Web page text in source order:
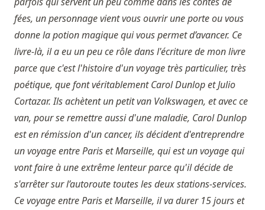
fées, un personnage vient vous ouvrir une porte ou vous
donne la potion magique qui vous permet d’avancer. Ce
livre-là, il a eu un peu ce rôle dans l'écriture de mon livre
parce que c'est l'histoire d'un voyage très particulier, très
poétique, que font véritablement Carol Dunlop et Julio
Cortazar. Ils achètent un petit van Volkswagen, et avec ce
van, pour se remettre aussi d'une maladie, Carol Dunlop
est en rémission d'un cancer, ils décident d'entreprendre
un voyage entre Paris et Marseille, qui est un voyage qui
vont faire à une extrême lenteur parce qu'il décide de
s'arrêter sur l’autoroute toutes les deux stations-services.
Ce voyage entre Paris et Marseille, il va durer 15 jours et